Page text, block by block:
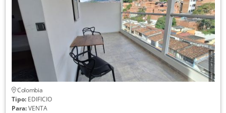
Colombia
Tipo:EDIFICIO
Para:VENTA